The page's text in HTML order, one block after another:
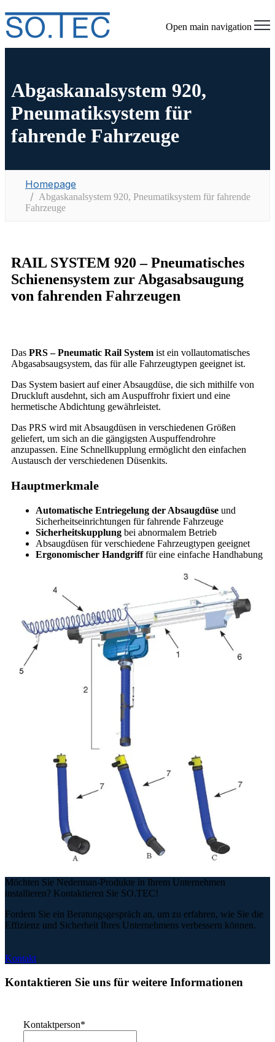
Open main navigation
Abgaskanalsystem 920,
Pneumatiksystem für
fahrende Fahrzeuge
Homepage
Abgaskanalsystem 920, Pneumatiksystem für fahrende
Fahrzeuge
RAIL SYSTEM 920 – Pneumatisches
Schienensystem zur Abgasabsaugung
von fahrenden Fahrzeugen
Das PRS – Pneumatic Rail System ist ein vollautomatisches
Abgasabsaugsystem, das für alle Fahrzeugtypen geeignet ist.
Das System basiert auf einer Absaugdüse, die sich mithilfe von
Druckluft ausdehnt, sich am Auspuffrohr fixiert und eine
hermetische Abdichtung gewährleistet.
Das PRS wird mit Absaugdüsen in verschiedenen Größen
geliefert, um sich an die gängigsten Auspuffendrohre
anzupassen. Eine Schnellkupplung ermöglicht den einfachen
Austausch der verschiedenen Düsenkits.
Hauptmerkmale
Automatische Entriegelung der Absaugdüse und
Sicherheitseinrichtungen für fahrende Fahrzeuge
Sicherheitskupplung bei abnormalem Betrieb
Absaugdüsen für verschiedene Fahrzeugtypen geeignet
Ergonomischer Handgrifffür eine einfache Handhabung
Möchten Sie Nederman-Produkte in Ihrem Unternehmen
installieren? Kontaktieren Sie SO.TEC!
Fordern Sie ein Beratungsgespräch an, um zu erfahren, wie Sie die
Effizienz und Sicherheit Ihres Unternehmens verbessern können.
Kontakt
Kontaktieren Sie uns für weitere Informationen
Kontaktperson*